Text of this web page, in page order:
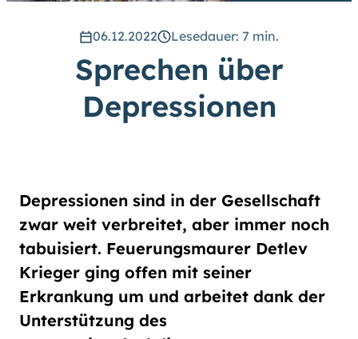
vergrößern. (Einfach bei
Schriftgröße
das Feldgroß
anwählen.)
Übrigens: Unsere Videos sind mit
Untertiteln versehen.
Gebärdensprache (DGS)
Animationen
an
aus
06.12.2022 Lesedauer: 7 min.
Sprechen über
Depressionen
Depressionen sind in der Gesellschaft
zwar weit verbreitet, aber immer noch
tabuisiert. Feuerungsmaurer Detlev
Krieger ging offen mit seiner
Erkrankung um und arbeitet dank der
Unterstützung des